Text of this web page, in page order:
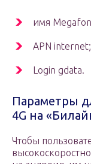
имя
APN internet;
Login gdata.
Параметры
4G на
Чтобы